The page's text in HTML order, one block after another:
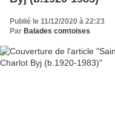
Publié le 11/12/2020 à 22:23
Par Balades comtoises